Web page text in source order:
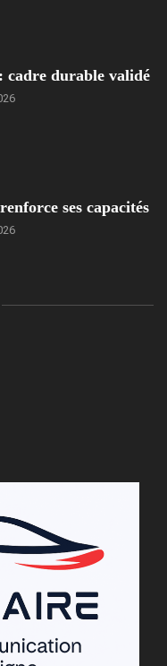
cadre durable validé
ses capacités